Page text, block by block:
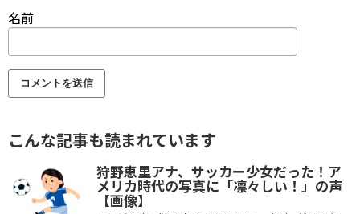
名前
こんな記事も読まれています
狩野恵里アナ、サッカー少女だった！ア
メリカ時代の写真に「凛々しい！」の声
【画像】